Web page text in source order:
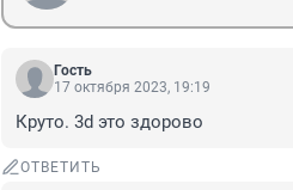
Гость
17 октября 2023, 19:19
Круто. 3d это здорово
ОТВЕТИТЬ